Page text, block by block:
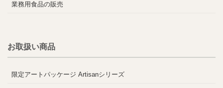
業務用食品の販売
お取扱い商品
限定アートパッケージ Artisanシリーズ